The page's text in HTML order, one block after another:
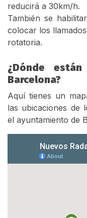
reducirá a 30km/h.
También se
colocar los llamados
rotatoria.
¿Dónde
Barcelona?
Aquí tienes un
las ubicaciones de
el ayuntamiento de